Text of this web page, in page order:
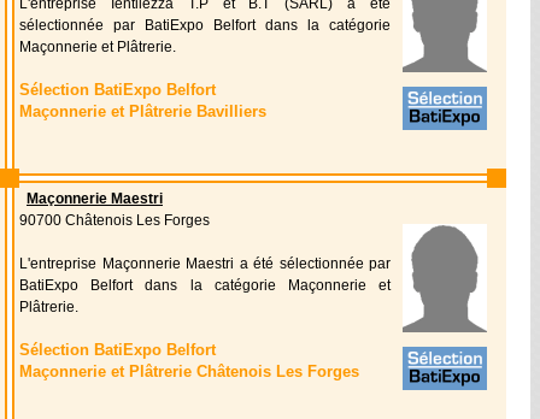
L'entreprise Ientilezza T.P et B.T (SARL) a été
sélectionnée par BatiExpo Belfort dans la catégorie
Maçonnerie et Plâtrerie.
Sélection BatiExpo Belfort
Maçonnerie et Plâtrerie Bavilliers
Maçonnerie Maestri
90700 Châtenois Les Forges
L'entreprise Maçonnerie Maestri a été sélectionnée par
BatiExpo Belfort dans la catégorie Maçonnerie et
Plâtrerie.
Sélection BatiExpo Belfort
Maçonnerie et Plâtrerie Châtenois Les Forges